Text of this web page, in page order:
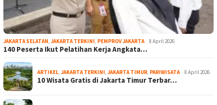
JAKARTA SELATAN, JAKARTA TERKINI, PEMPROV JAKARTA 8 April 2026
140 Peserta Ikut Pelatihan Kerja Angkata…
ARTIKEL, JAKARTA TERKINI, JAKARTA TIMUR, PARIWISATA 8 April 2026
10 Wisata Gratis di Jakarta Timur Terbar…